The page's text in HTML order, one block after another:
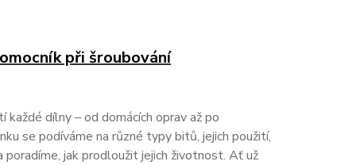
při šroubování
dílny – od domácích oprav až po
se podíváme na různé typy bitů, jejich použití,
jak prodloužit jejich životnost. Ať už